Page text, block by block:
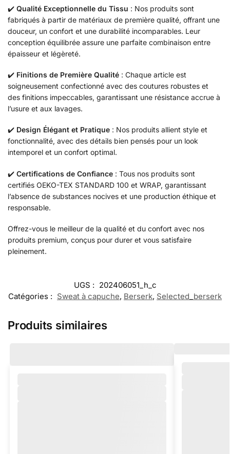
✔️ Qualité Exceptionnelle du Tissu : Nos produits sont
fabriqués à partir de matériaux de première qualité, offrant une
douceur, un confort et une durabilité incomparables. Leur
conception équilibrée assure une parfaite combinaison entre
épaisseur et légèreté.
✔️ Finitions de Première Qualité : Chaque article est
soigneusement confectionné avec des coutures robustes et
des finitions impeccables, garantissant une résistance accrue à
l’usure et aux lavages.
✔️ Design Élégant et Pratique : Nos produits allient style et
fonctionnalité, avec des détails bien pensés pour un look
intemporel et un confort optimal.
✔️ Certifications de Confiance : Tous nos produits sont
certifiés OEKO-TEX STANDARD 100 et WRAP, garantissant
l’absence de substances nocives et une production éthique et
responsable.
Offrez-vous le meilleur de la qualité et du confort avec nos
produits premium, conçus pour durer et vous satisfaire
pleinement.
UGS : 202406051_h_c
Catégories : Sweat à capuche, Berserk, Selected_berserk
Produits similaires